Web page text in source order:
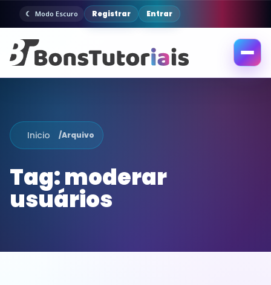
Modo Escuro Registrar Entrar
Abrir
Inicio /Arquivo
Tag:moderar
usuários